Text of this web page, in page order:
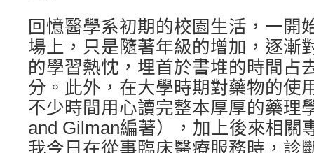
回憶醫學系初期的校園生活，一開
場上，只是隨著年級的增加，逐漸
的學習熱忱，埋首於書堆的時間占
分。此外，在大學時期對藥物的使
不少時間用心讀完整本厚厚的藥理
and Gilman編著），加上後來相關
我今日在從事臨床醫療服務時，診